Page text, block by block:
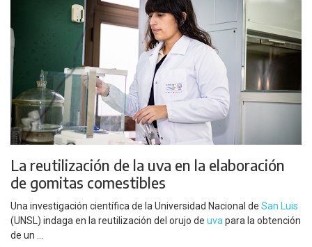
La reutilización de la uva en la elaboración
de gomitas comestibles
Una investigación científica de la Universidad Nacional de San Luis
(UNSL) indaga en la reutilización del orujo de uva para la obtención
de un ...